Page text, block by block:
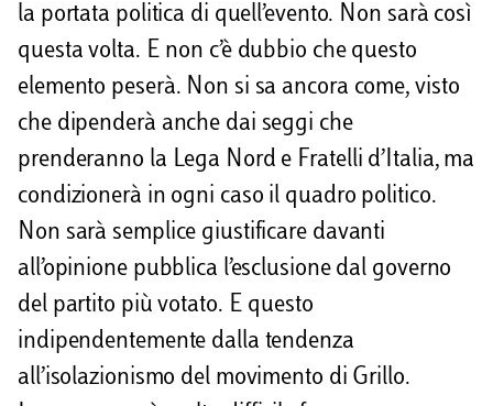
la portata politica di quell’evento. Non sarà così
questa volta. E non c’è dubbio che questo
elemento peserà. Non si sa ancora come, visto
che dipenderà anche dai seggi che
prenderanno la Lega Nord e Fratelli d’Italia, ma
condizionerà in ogni caso il quadro politico.
Non sarà semplice giustificare davanti
all’opinione pubblica l’esclusione dal governo
del partito più votato. E questo
indipendentemente dalla tendenza
all’isolazionismo del movimento di Grillo.